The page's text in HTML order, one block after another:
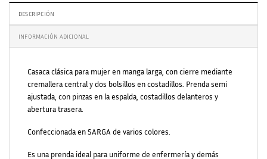
DESCRIPCIÓN
INFORMACIÓN ADICIONAL
Casaca clásica para mujer en manga larga, con cierre mediante
cremallera central y dos bolsillos en costadillos. Prenda semi
ajustada, con pinzas en la espalda, costadillos delanteros y
abertura trasera.
Confeccionada en SARGA de varios colores.
Es una prenda ideal para uniforme de enfermería y demás